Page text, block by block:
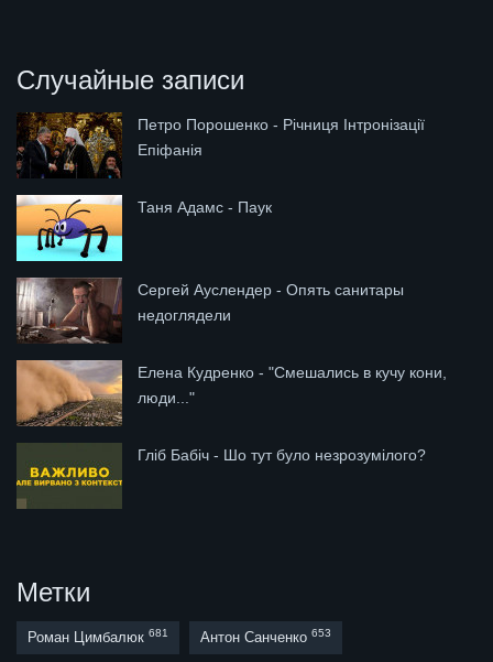
Случайные записи
Петро Порошенко - Річниця Інтронізації
Епіфанія
Таня Адамс - Паук
Сергей Ауслендер - Опять санитары
недоглядели
Елена Кудренко - "Смешались в кучу кони,
люди..."
Гліб Бабіч - Шо тут було незрозумілого?
Метки
Роман Цимбалюк 681 Антон Санченко 653